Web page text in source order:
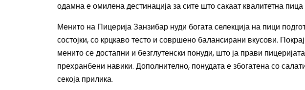
одамна е омилена дестинација за сите што сакаат квалитетна
Менито на Пицерија Занзибар нуди богата селекција на пици
состојки, со крцкаво тесто и совршено балансирани вкусови.
менито се достапни и безглутенски понуди, што ја прави
прехранбени навики. Дополнително, понудата е збогатена со
секоја прилика.